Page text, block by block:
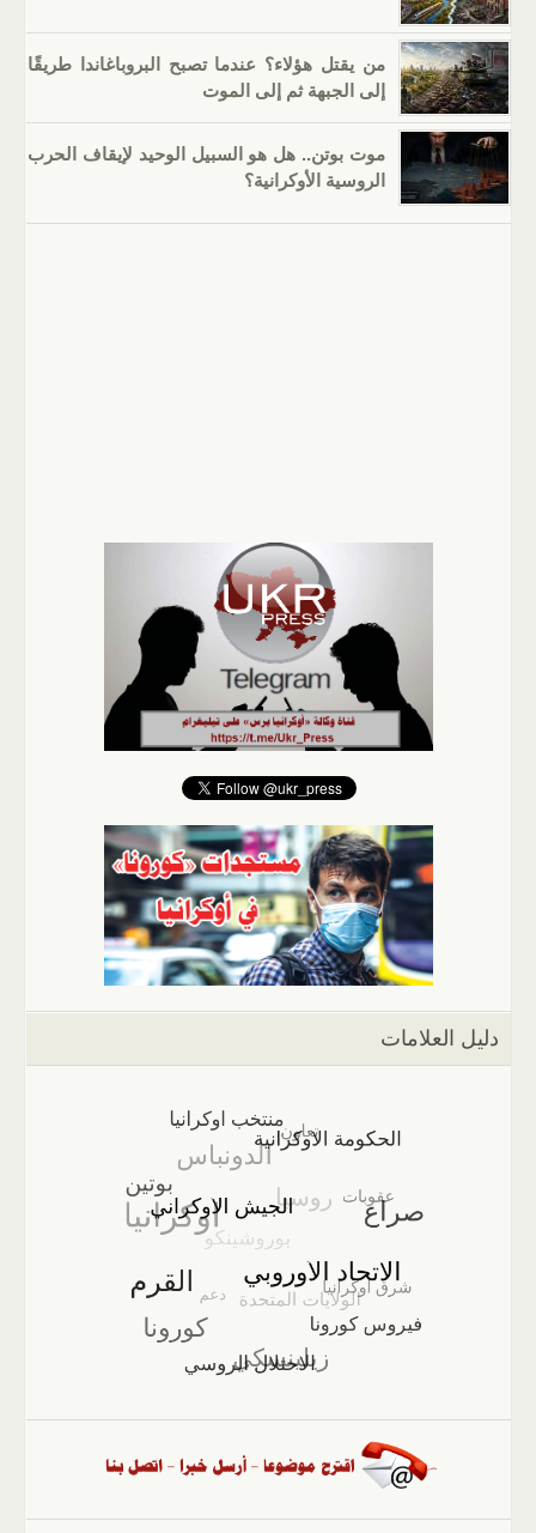
من يقتل هؤلاء؟ عندما تصبح البروباغاندا طريقًا
إلى الجبهة ثم إلى الموت
موت بوتن.. هل هو السبيل الوحيد لإيقاف الحرب
الروسية الأوكرانية؟
دليل العلامات